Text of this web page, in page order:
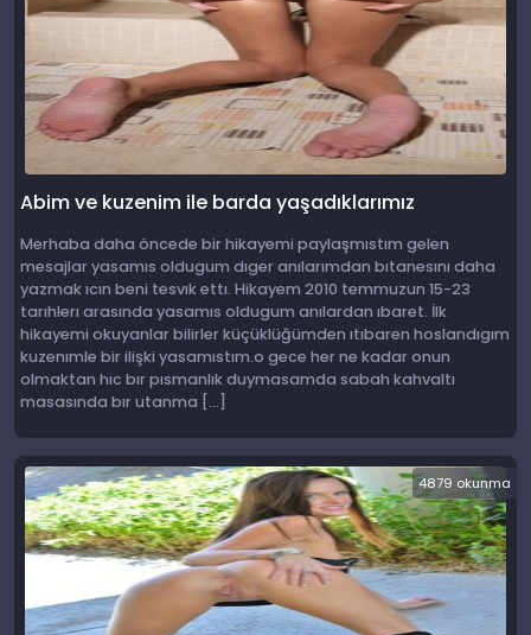
Abim ve kuzenim ile barda yaşadıklarımız
Merhaba daha öncede bir hikayemi paylaşmıstım gelen
mesajlar yasamıs oldugum dıger anılarımdan bıtanesını daha
yazmak ıcın beni tesvık ettı. Hikayem 2010 temmuzun 15-23
tarıhlerı arasında yasamıs oldugum anılardan ıbaret. İlk
hikayemi okuyanlar bilirler küçüklüğümden ıtıbaren hoslandıgım
kuzenımle bir ilişki yasamıstım.o gece her ne kadar onun
olmaktan hıc bır pısmanlık duymasamda sabah kahvaltı
masasında bır utanma […]
4879 okunma